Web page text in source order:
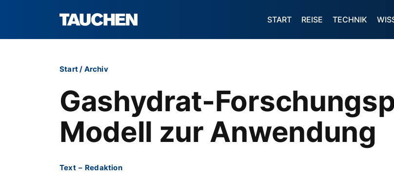
START REISE TECHNIK
Start/ Archiv
Gashydrat-
Modell zur Anwendung
Text – Redaktion